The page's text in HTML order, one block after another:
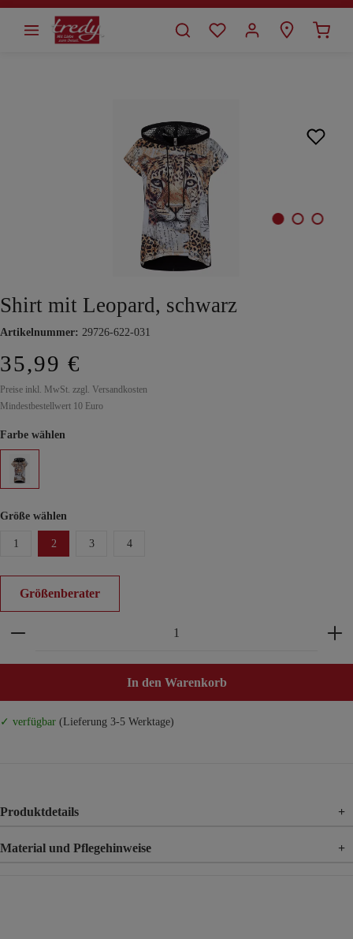
springen
Shirt mit Leopard, schwarz
Artikelnummer: 29726-622-031
35,99 €
Preise inkl. MwSt. zzgl. Versandkosten
Mindestbestellwert 10 Euro
Farbe wählen
Größe wählen
1 2 3 4
Größenberater
Produkt Anzahl: Gib den gewünschten Wert ein
In den Warenkorb
✓ verfügbar (Lieferung 3-5 Werktage)
Produktdetails +
Material und Pflegehinweise +